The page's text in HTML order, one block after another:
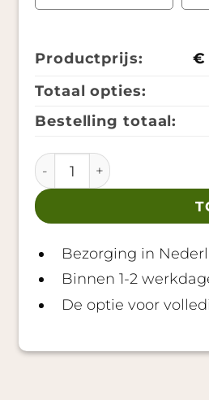
Productprijs: €
Totaal opties:
Bestelling totaal:
Barrelsauna TR210 - Half
Bezorging in
Binnen 1-2
De optie voor